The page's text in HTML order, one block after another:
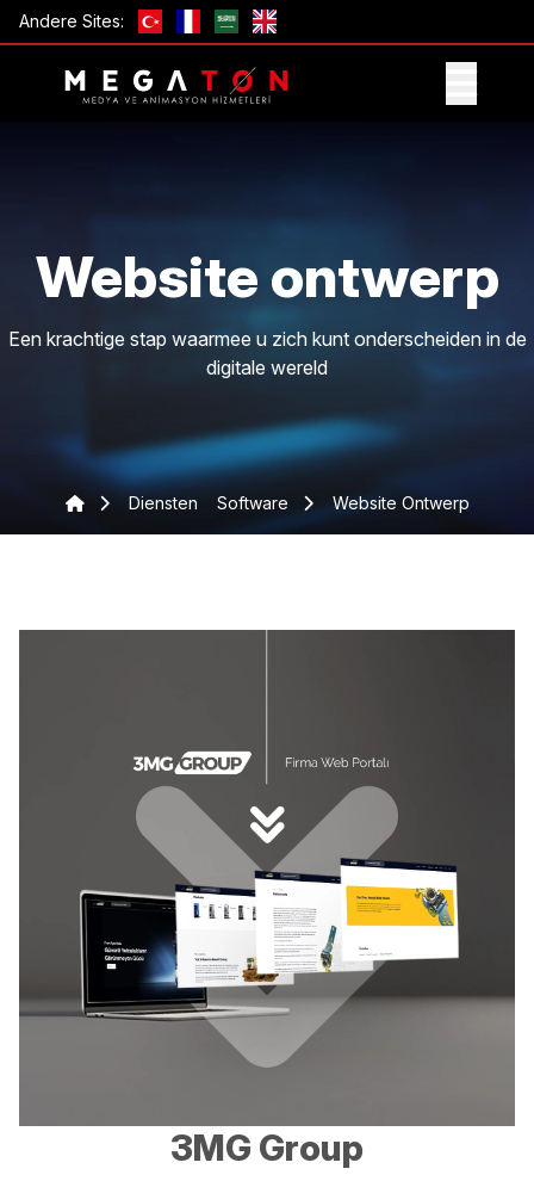
Andere Sites:
Website ontwerp
Een krachtige stap waarmee u zich kunt onderscheiden in de
digitale wereld
Diensten Software Website Ontwerp
3MG Group